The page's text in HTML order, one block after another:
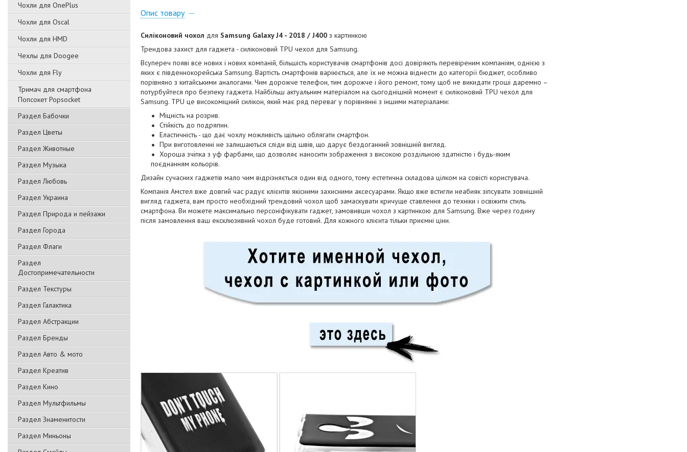
Чохли для OnePlus
Чохли для Oscal
Чохли для HMD
Чехлы для Doogee
Чохли для Fly
Тримач для смартфона
Попсокет Popsocket
Раздел Бабочки
Раздел Цветы
Раздел Животные
Раздел Музыка
Раздел Любовь
Раздел Украина
Раздел Природа и пейзажи
Раздел Города
Раздел Флаги
Раздел
Достопримечательности
Раздел Текстуры
Раздел Галактика
Раздел Абстракции
Раздел Бренды
Раздел Авто & мото
Раздел Креатив
Раздел Кино
Раздел Мультфильмы
Раздел Знаменитости
Раздел Миньоны
Опис товару
Силіконовий чохол для Samsung Galaxy J4 - 2018 / J400 з картинкою
Трендова захист для гаджета - силіконовий TPU чехол для Samsung.
Всупереч появі все нових і нових компаній, більшість користувачів смартфонів досі довіряють перевіреним компаніям, однією з
яких є південнокорейська Samsung. Вартість смартфонів варіюється, але їх не можна віднести до категорії бюджет, особливо
порівняно з китайськими аналогами. Чим дорожче телефон, тим дорожче і його ремонт, тому щоб не викидати гроші даремно –
потурбуйтеся про безпеку гаджета. Найбільш актуальним матеріалом на сьогоднішній момент є силіконовий TPU чехол для
Samsung. TPU це високоміцний силікон, який має ряд переваг у порівнянні з іншими матеріалами:
Міцність на розрив.
Стійкість до подряпин.
Еластичність - що дає чохлу можливість щільно облягати смартфон.
При виготовленні не залишаються сліди від швів, що дарує бездоганний зовнішній вигляд.
Хороша зчіпка з уф фарбами, що дозволяє наносити зображення з високою роздільною здатністю і будь-яким
поєднанням кольорів.
Дизайн сучасних гаджетів мало чим відрізняється один від одного, тому естетична складова цілком на совісті користувача.
Компанія Амстел вже довгий час радує клієнтів якісними захисними аксесуарами. Якщо вже встигли неабияк зіпсувати зовнішній
вигляд гаджета, вам просто необхідний трендовий чохол щоб замаскувати кричуще ставлення до техніки і освіжити стиль
смартфона. Ви можете максимально персоніфікувати гаджет, замовивши чохол з картинкою для Samsung. Вже через годину
після замовлення ваш ексклюзивний чохол буде готовий. Для кожного клієнта тільки приємні ціни.